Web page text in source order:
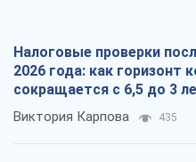
Налоговые проверки
2026 года: как горизонт
сокращается с 6,5 до 3
Виктория Карпова 435